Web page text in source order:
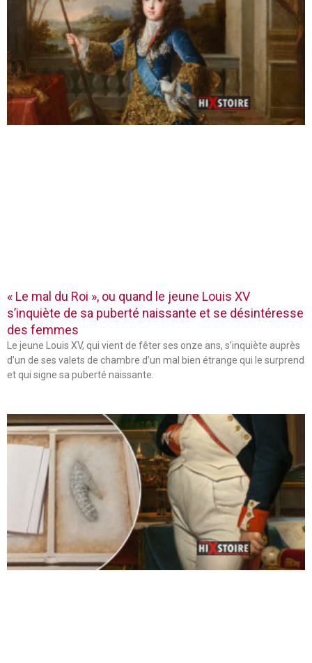
« Le mal du Roi », ou quand le jeune Louis XV
s’inquiète de sa puberté naissante et se désintéresse
des femmes
Le jeune Louis XV, qui vient de fêter ses onze ans, s’inquiète auprès
d’un de ses valets de chambre d’un mal bien étrange qui le surprend
et qui signe sa puberté naissante.